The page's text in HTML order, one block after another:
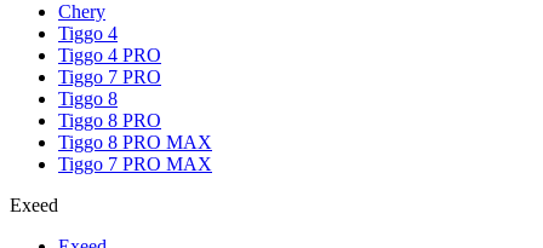
Chery
Tiggo 4
Tiggo 4 PRO
Tiggo 7 PRO
Tiggo 8
Tiggo 8 PRO
Tiggo 8 PRO MAX
Tiggo 7 PRO MAX
Exeed